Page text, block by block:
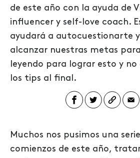
de este año con la ayuda de
influencer y self-love coach.
ayudará a autocuestionarte
alcanzar nuestras metas
leyendo para lograr esto y no
los tips al final.
Muchos nos pusimos una
comienzos de este año,